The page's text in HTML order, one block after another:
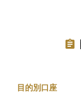
目的別口座